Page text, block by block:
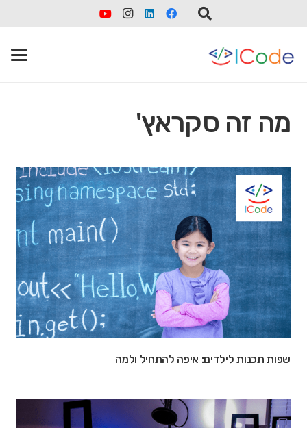
מה זה סקראץ'
שפות תכנות לילדים: איפה להתחיל ולמה